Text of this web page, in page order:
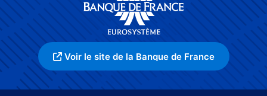
Voir le site de la Banque de France